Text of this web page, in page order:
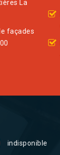
La
façades
indisponible